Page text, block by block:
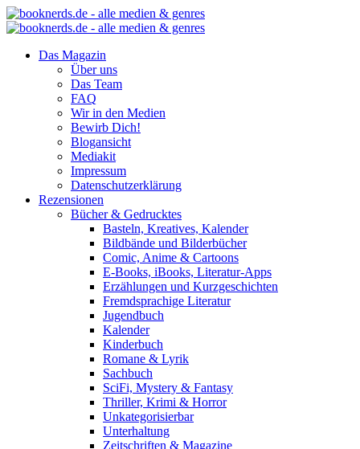
Das Magazin
Über uns
Das Team
FAQ
Wir in den Medien
Bewirb Dich!
Blogansicht
Mediakit
Impressum
Datenschutzerklärung
Rezensionen
Bücher & Gedrucktes
Basteln, Kreatives, Kalender
Bildbände und Bilderbücher
Comic, Anime & Cartoons
E-Books, iBooks, Literatur-Apps
Erzählungen und Kurzgeschichten
Fremdsprachige Literatur
Jugendbuch
Kalender
Kinderbuch
Romane & Lyrik
Sachbuch
SciFi, Mystery & Fantasy
Thriller, Krimi & Horror
Unkategorisierbar
Unterhaltung
Zeitschriften & Magazine